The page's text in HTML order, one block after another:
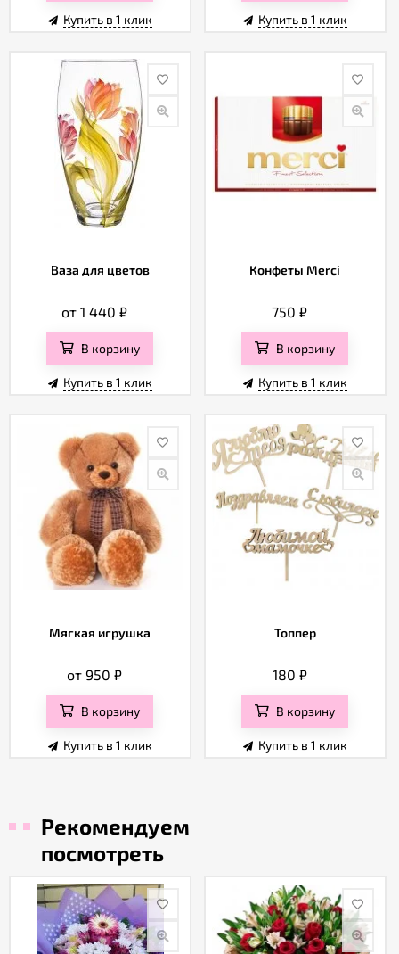
Купить в 1 клик Купить в 1 клик
Ваза для цветов
от 1 440₽
В корзину
Купить в 1 клик
Конфеты Merci
750₽
В корзину
Купить в 1 клик
Мягкая игрушка
от 950₽
В корзину
Купить в 1 клик
Топпер
180 ₽
В корзину
Купить в 1 клик
Рекомендуем
посмотреть